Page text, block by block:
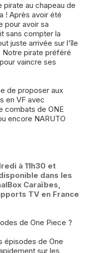
au chapeau de
! Après avoir été
pour avoir sa
sans compter la
juste arrivée sur l'île
pirate préféré
vaincre ses
de proposer aux
en VF avec
combats de ONE
encore NARUTO
à 11h30 et
dans les
Caraïbes,
TV en France
de One Piece ?
épisodes de One
sur les